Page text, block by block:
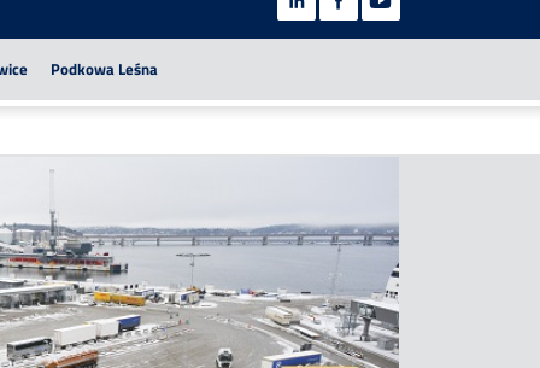
Podkowa Leśna